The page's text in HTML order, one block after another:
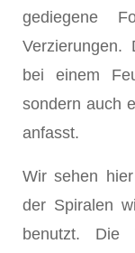
gediegene
Verzierungen.
bei einem
sondern auch
anfasst.
Wir sehen
der Spiralen
benutzt. Die